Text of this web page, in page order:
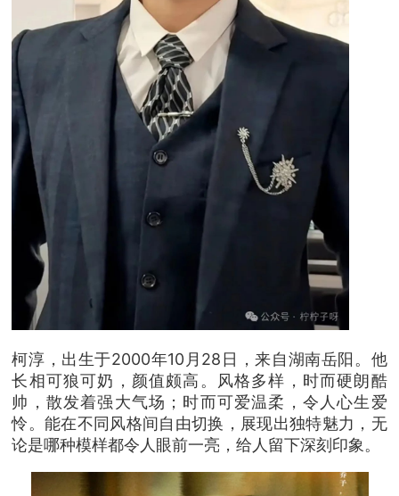
柯淳，出生于2000年10月28日，来自湖南岳阳。他
长相可狼可奶，颜值颇高。风格多样，时而硬朗酷
帅，散发着强大气场；时而可爱温柔，令人心生爱
怜。能在不同风格间自由切换，展现出独特魅力，无
论是哪种模样都令人眼前一亮，给人留下深刻印象。